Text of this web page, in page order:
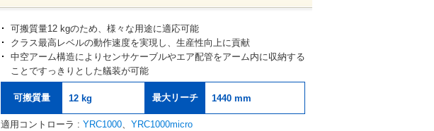
可搬質量12 kgのため、様々な用途に適応可能
クラス最高レベルの動作速度を実現し、生産性向上に貢献
中空アーム構造によりセンサケーブルやエア配管をアーム内に収納する
ことですっきりとした艤装が可能
可搬質量 12 kg 最大リーチ 1440 mm
適用コントローラ : YRC1000、 YRC1000micro